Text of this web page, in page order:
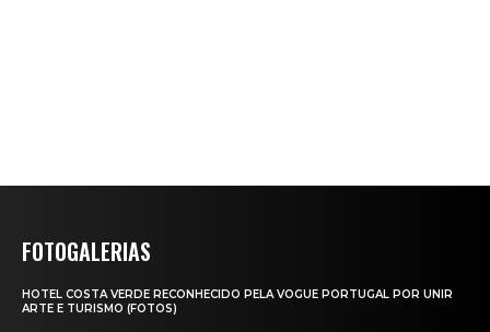
FOTOGALERIAS
HOTEL COSTA VERDE RECONHECIDO PELA VOGUE PORTUGAL POR UNIR
ARTE E TURISMO (FOTOS)